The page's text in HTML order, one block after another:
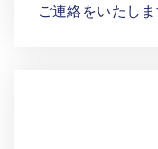
ご連絡をいたしま